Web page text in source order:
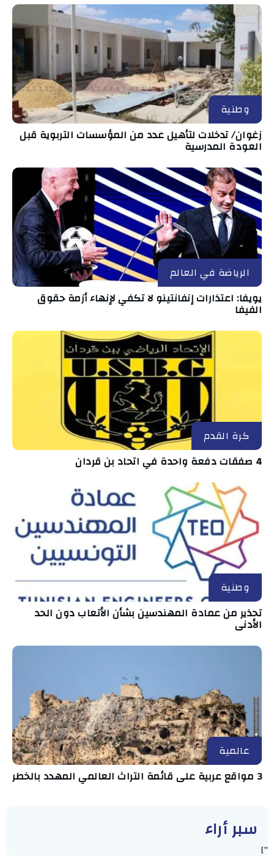
وطنية
زغوان/ تدخلات لتأهيل عدد من المؤسسات التربوية قبل
العودة المدرسية
الرياضة في العالم
يويفا: اعتذارات إنفانتينو لا تكفي لإنهاء أزمة حقوق
الفيفا
كرة القدم
4 صفقات دفعة واحدة في اتحاد بن قردان
وطنية
تحذير من عمادة المهندسين بشأن الأتعاب دون الحد
الأدنى
عالمية
3 مواقع عربية على قائمة التراث العالمي المهدد بالخطر
سبر أراء
"]